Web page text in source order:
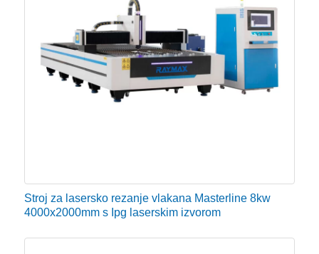
Stroj za lasersko rezanje vlakana Masterline 8kw
4000x2000mm s Ipg laserskim izvorom